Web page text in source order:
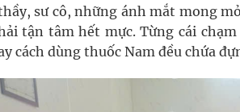
sư cô, những ánh mắt mong
tận tâm hết mực. Từng cái
cách dùng thuốc Nam đều chứa